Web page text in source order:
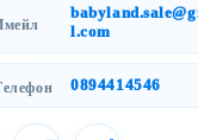
l.com
0894414546